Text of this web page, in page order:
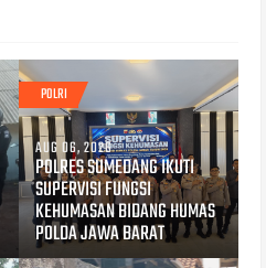
POLRI
AUG 06, 2026
POLRES SUMEDANG IKUTI
SUPERVISI FUNGSI
KEHUMASAN BIDANG HUMAS
POLDA JAWA BARAT